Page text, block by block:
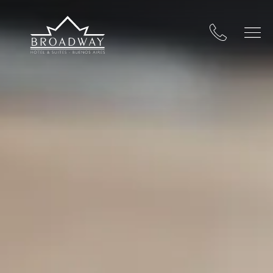
Broadway Hotel & Suites